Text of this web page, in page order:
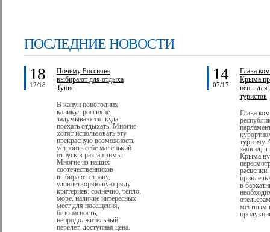
ПОСЛЕДНИЕ НОВОСТИ
18
12/18
Почему Россияне
выбирают для отдыха
Тунис
В канун новогодних
каникул россияне
задумываются, куда
поехать отдыхать. Многие
хотят использовать эту
прекрасную возможность
устроить себе маленький
отпуск в разгар зимы.
Многие из наших
соотечественников
выбирают страну,
удовлетворяющую ряду
критериев: солнечно, тепло,
море, наличие интересных
мест для посещения,
безопасность,
непродолжительный
перелет, доступная цена.
14
07/17
Глава
Крыма
цены для
туристов
Глава
туризму
заявил,
Крыма
привлечь
в
местным